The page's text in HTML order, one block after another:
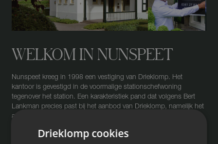
WELKOM IN NUNSPEET
Nunspeet kreeg in 1998 een vestiging van Drieklomp. Het
kantoor is gevestigd in de voormalige stationschefwoning
tegenover het station. Een karakteristiek pand dat volgens Bert
Lankman precies past bij het aanbod van Drieklomp, namelijk het
aanbod van bijzondere huizen op mooie locaties. Het team
Drieklomp cookies